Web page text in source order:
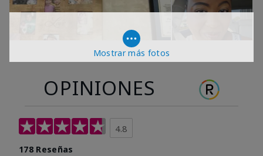
Mostrar más fotos
OPINIONES
4.8
178 Reseñas